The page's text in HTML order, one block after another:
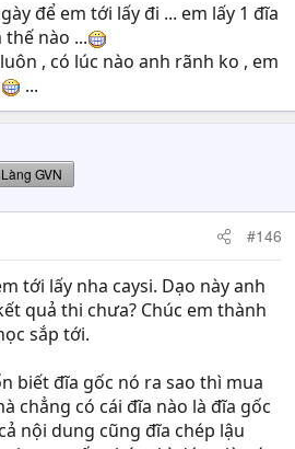
để em tới lấy đi ... em lấy 1 đĩa
thế nào ...
, có lúc nào anh rãnh ko , em
...
GVN
#146
tới lấy nha caysi. Dạo này anh
quả thi chưa? Chúc em thành
sắp tới.
biết đĩa gốc nó ra sao thì mua
chẳng có cái đĩa nào là đĩa gốc
nội dung cũng đĩa chép lậu